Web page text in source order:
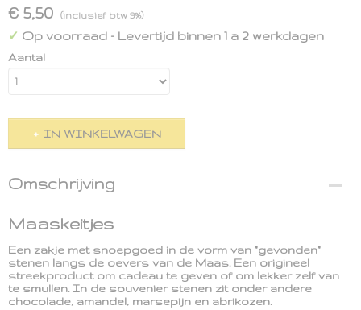
€ 5,50 (inclusief btw 9%)
✓ Op voorraad - Levertijd binnen 1 a 2 werkdagen
Aantal
IN WINKELWAGEN
Omschrijving
Maaskeitjes
Een zakje met snoepgoed in de vorm van "gevonden"
stenen langs de oevers van de Maas. Een origineel
streekproduct om cadeau te geven of om lekker zelf van
te smullen. In de souvenier stenen zit onder andere
chocolade, amandel, marsepijn en abrikozen.